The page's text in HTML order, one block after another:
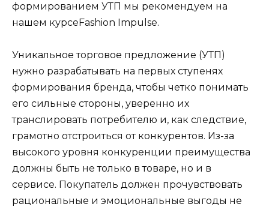
формированием УТП мы рекомендуем на
нашем курсеFashion Impulse.
Уникальное торговое предложение (УТП)
нужно разрабатывать на первых ступенях
формирования бренда, чтобы четко понимать
его сильные стороны, уверенно их
транслировать потребителю и, как следствие,
грамотно отстроиться от конкурентов. Из-за
высокого уровня конкуренции преимущества
должны быть не только в товаре, но и в
сервисе. Покупатель должен прочувствовать
рациональные и эмоциональные выгоды не